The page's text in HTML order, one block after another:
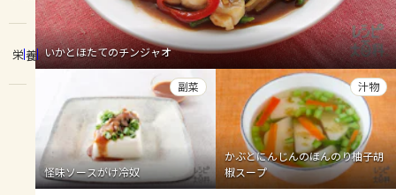
レシピ
よくあるお問い合わせ
お買い物
栄養 いかとほたてのチンジャオ
怪味ソースがけ冷奴
副菜
かぶとにんじんのほんのり柚子胡
椒スープ
汁物